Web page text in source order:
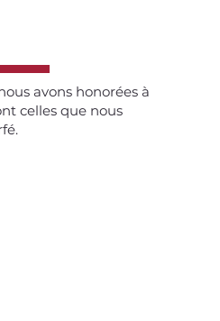
avons honorées à
celles que nous